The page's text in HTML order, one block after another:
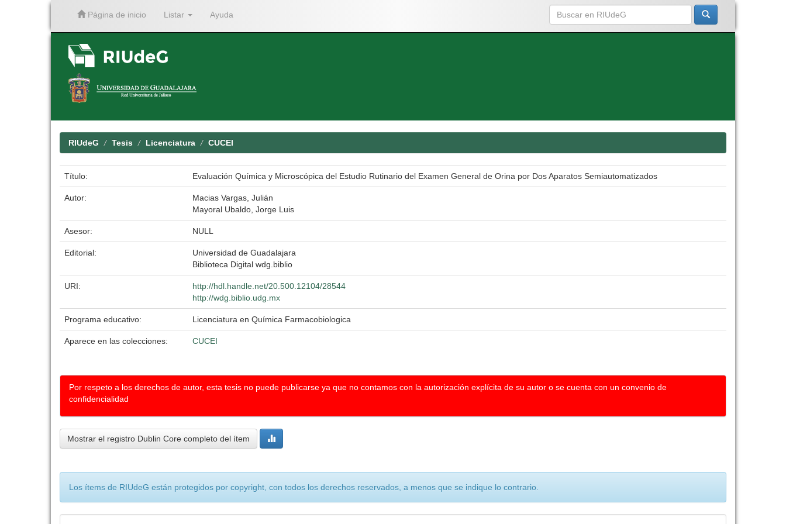
Página de inicio Listar Ayuda
RIUdeG Tesis Licenciatura CUCEI
Título: Evaluación Química y Microscópica del Estudio Rutinario del Examen General de Orina por Dos Aparatos Semiautomatizados
Autor:
Macias Vargas, Julián
Mayoral Ubaldo, Jorge Luis
Asesor: NULL
Editorial:
Universidad de Guadalajara
Biblioteca Digital wdg.biblio
URI:
http://hdl.handle.net/20.500.12104/28544
http://wdg.biblio.udg.mx
Programa educativo: Licenciatura en Química Farmacobiologica
Aparece en las colecciones: CUCEI
Por respeto a los derechos de autor, esta tesis no puede publicarse ya que no contamos con la autorización explícita de su autor o se cuenta con un convenio de
confidencialidad
Mostrar el registro Dublin Core completo del ítem
Los ítems de RIUdeG están protegidos por copyright, con todos los derechos reservados, a menos que se indique lo contrario.